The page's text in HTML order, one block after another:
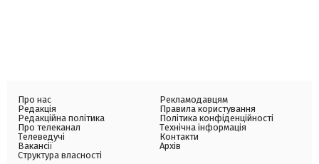
Про нас
Редакція
Редакційна політика
Про телеканал
Телеведучі
Вакансії
Структура власності
Рекламодавцям
Правила користування
Політика конфіденційності
Технічна інформація
Контакти
Архів